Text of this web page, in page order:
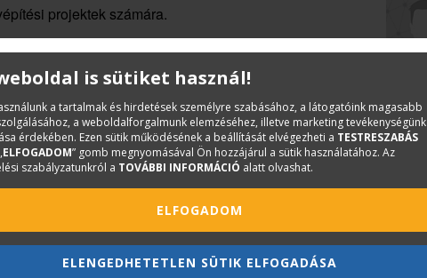
projektek számára.
a TERC adattárban innovatív felületfűtő–hűtő
alapú felületfűtő-hűtő paneljei több méret- és
75 mm csőtávolságú kialakítással. A
és oldalfali temperálási rendszerek kialakítására
és felülethűtési technológiák egyre nagyobb szerepet
is sütiket használ!
a tartalmak és hirdetések személyre szabásához, a látogatóink magasabb
a weboldalforgalmunk elemzéséhez, illetve marketing tevékenységünk
érdekében. Ezen sütik működésének a beállítását elvégezheti a TESTRESZABÁS
ELFOGADOM” gomb megnyomásával Ön hozzájárul a sütik használatához. Az
szabályzatunkról a TOVÁBBI INFORMÁCIÓ alatt olvashat.
ELFOGADOM
ELENGEDHETETLEN SÜTIK ELFOGADÁSA